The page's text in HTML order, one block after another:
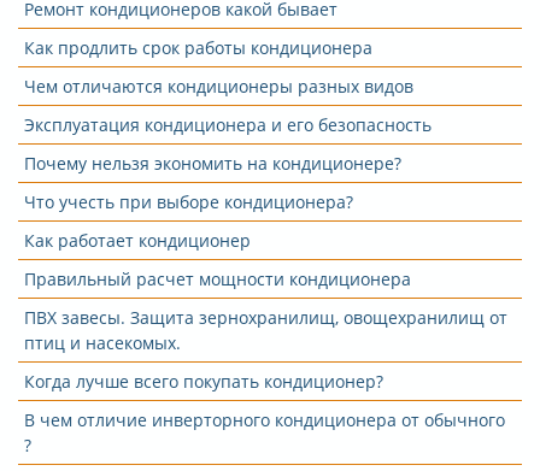
Ремонт кондиционеров какой бывает
Как продлить срок работы кондиционера
Чем отличаются кондиционеры разных видов
Эксплуатация кондиционера и его безопасность
Почему нельзя экономить на кондиционере?
Что учесть при выборе кондиционера?
Как работает кондиционер
Правильный расчет мощности кондиционера
ПВХ завесы. Защита зернохранилищ, овощехранилищ от
птиц и насекомых.
Когда лучше всего покупать кондиционер?
В чем отличие инверторного кондиционера от обычного
?